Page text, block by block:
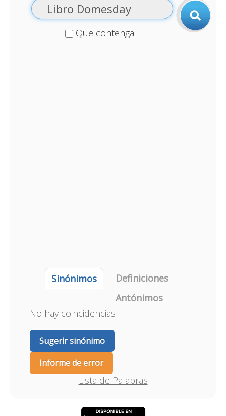
Que contenga
Sinónimos
Definiciones
Antónimos
No hay coincidencias
Sugerir sinónimo
Informe de error
Lista de Palabras